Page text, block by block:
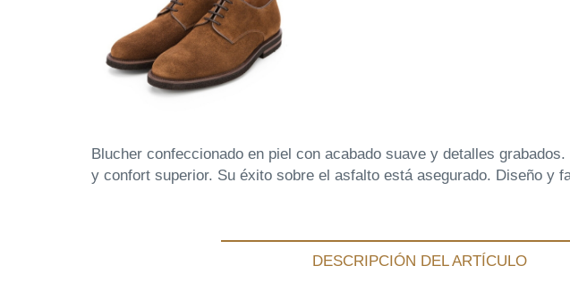
Blucher confeccionado en piel con acabado suave y detalles
y confort superior. Su éxito sobre el asfalto está asegurado. Diseño y
DESCRIPCIÓN DEL ARTÍCULO